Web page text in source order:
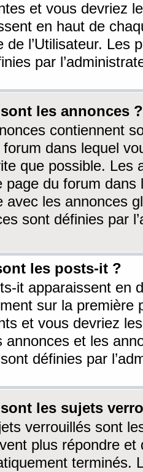
et vous devriez
en haut de
de l’Utilisateur. Les
par
les annonces ?
contiennent
forum dans lequel
que possible. Les
page du forum dans
avec les annonces
sont définies par
les posts-it ?
it apparaissent en
sur la première
et vous devriez
annonces et les
définies par
les sujets
verrouillés sont
plus répondre
terminés.